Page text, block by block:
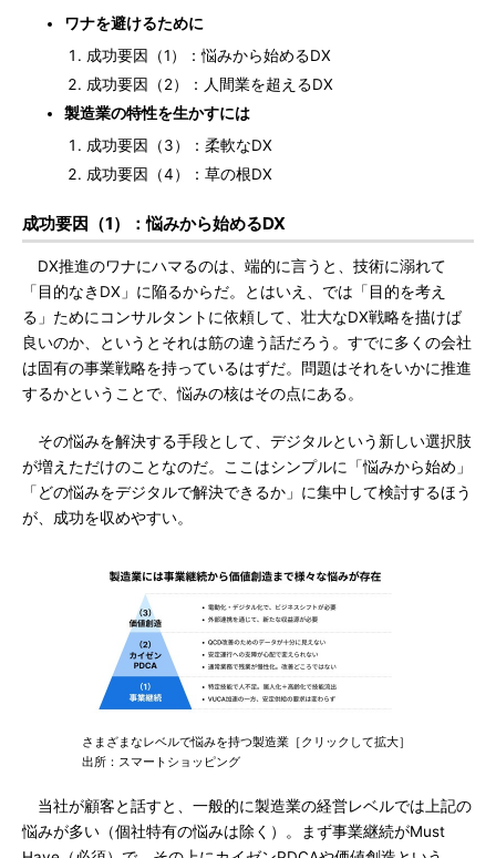
ワナを避けるために
成功要因（1）：悩みから始めるDX
成功要因（2）：人間業を超えるDX
製造業の特性を生かすには
成功要因（3）：柔軟なDX
成功要因（4）：草の根DX
成功要因（1）：悩みから始めるDX
DX推進のワナにハマるのは、端的に言うと、技術に溺れて
「目的なきDX」に陥るからだ。とはいえ、では「目的を考え
る」ためにコンサルタントに依頼して、壮大なDX戦略を描けば
良いのか、というとそれは筋の違う話だろう。すでに多くの会社
は固有の事業戦略を持っているはずだ。問題はそれをいかに推進
するかということで、悩みの核はその点にある。
その悩みを解決する手段として、デジタルという新しい選択肢
が増えただけのことなのだ。ここはシンプルに「悩みから始め」
「どの悩みをデジタルで解決できるか」に集中して検討するほう
が、成功を収めやすい。
さまざまなレベルで悩みを持つ製造業［クリックして拡大］
出所：スマートショッピング
当社が顧客と話すと、一般的に製造業の経営レベルでは上記の
悩みが多い（個社特有の悩みは除く）。まず事業継続がMust